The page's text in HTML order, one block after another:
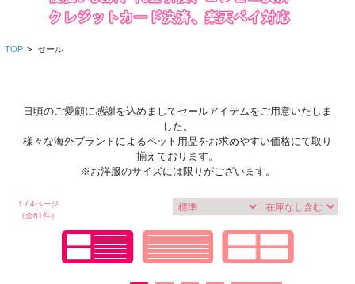
TOP > セール
日頃のご愛顧に感謝を込めましてセールアイテムをご用意いたしま
した。
様々な海外ブランドによるペット用品をお求めやすい価格にて取り
揃えております。
※お洋服のサイズには限りがございます。
1 / 4ページ
（全61件）